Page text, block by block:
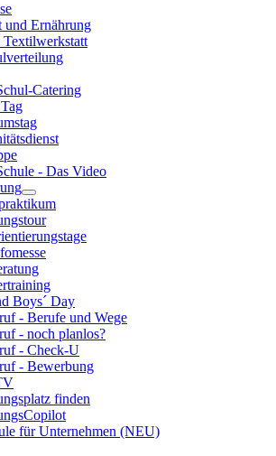
und Ernährung
Catering
- Das Video
Boys´ Day
- Berufe und Wege
- noch planlos?
- Check-U
- Bewerbung
finden
für Unternehmen (NEU)